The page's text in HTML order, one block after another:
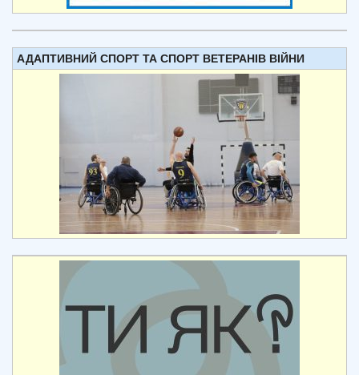
АДАПТИВНИЙ СПОРТ ТА СПОРТ ВЕТЕРАНІВ ВІЙНИ